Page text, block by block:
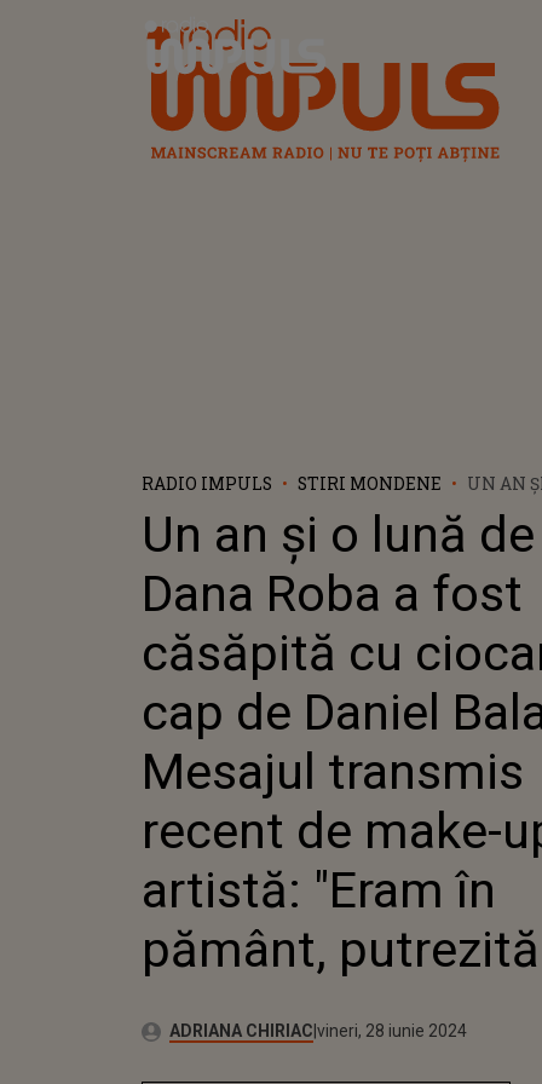
Radio Impuls
RADIO IMPULS STIRI MONDENE
UN AN
FOST
DANIEL
DEJA"
Un an și o lună
Dana Roba a fost
căsăpită cu
cap de Daniel
Mesajul transmis
recent de make-
artistă: "Eram în
pământ,
Autor:ADRIANA CHIRIACPublicat:
vineri, 28 iunie 2024
Actualizat:
vineri, 28 iunie 2024